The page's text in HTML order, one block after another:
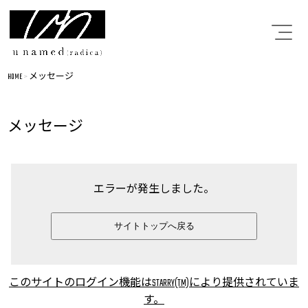
HOME> メッセージ
メッセージ
エラーが発生しました。
サイトトップへ戻る
このサイトのログイン機能はSTARRY(TM)により提供されていま
す。